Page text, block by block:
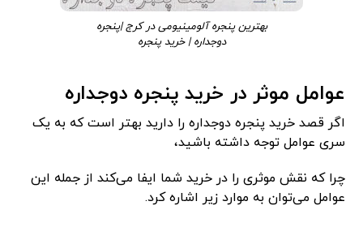
بهترین پنجره آلومینیومی در کرج |پنجره
دوجداره | خرید پنجره
عوامل موثر در خرید پنجره دوجداره
اگر قصد خرید پنجره دوجداره را دارید بهتر است که به یک
سری عوامل توجه داشته باشید،
چرا که نقش موثری را در خرید شما ایفا می‌کند از جمله این
عوامل می‌توان به موارد زیر اشاره کرد.